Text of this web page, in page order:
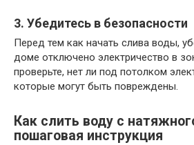
3. Убедитесь в безопасности
Перед тем как начать слива воды,
доме отключено электричество в
проверьте, нет ли под потолком
которые могут быть повреждены.
Как слить воду с
пошаговая инструкция